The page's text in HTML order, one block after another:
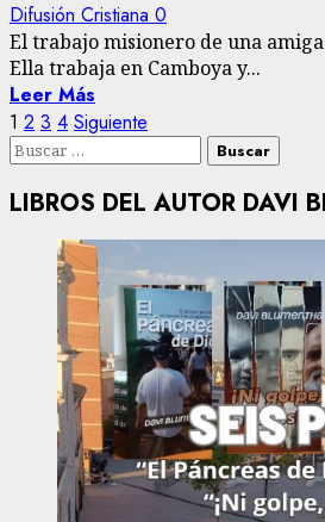
Difusión Cristiana 0
El trabajo misionero de una
Ella trabaja en Camboya y...
Leer Más
Paginación
de
entradas
1 2 3 4 Siguiente
Buscar:
LIBROS DEL AUTOR DAVI